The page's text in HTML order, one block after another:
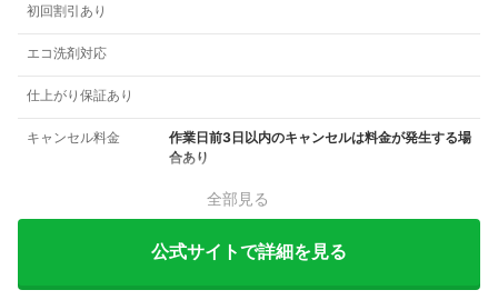
初回割引あり
エコ洗剤対応
仕上がり保証あり
キャンセル料金
作業日前3日以内のキャンセルは料金が発生する場
合あり
全部見る
公式サイトで詳細を見る